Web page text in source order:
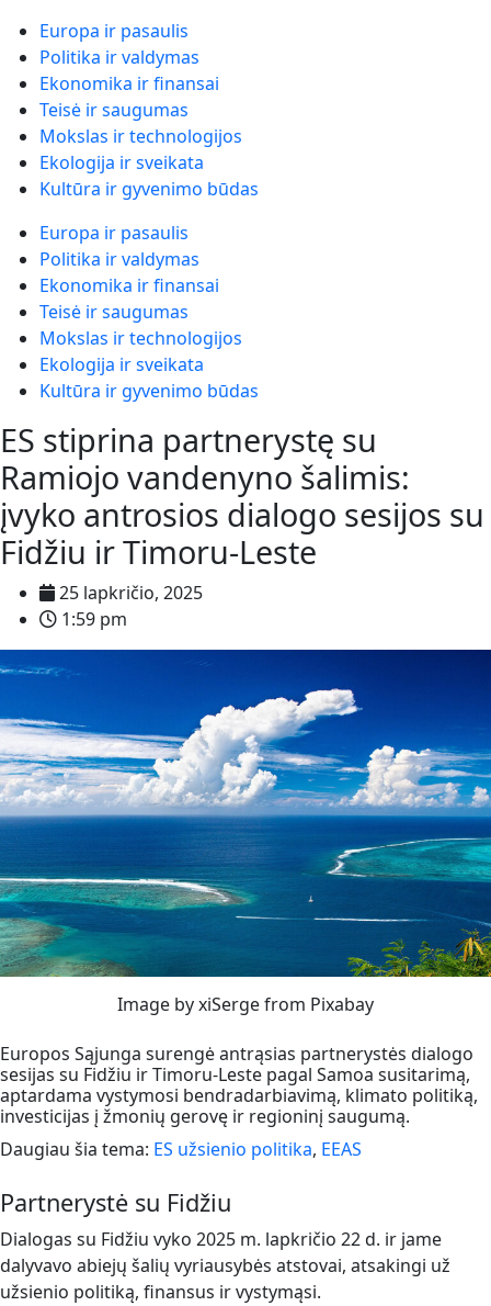
Europa ir pasaulis
Politika ir valdymas
Ekonomika ir finansai
Teisė ir saugumas
Mokslas ir technologijos
Ekologija ir sveikata
Kultūra ir gyvenimo būdas
Europa ir pasaulis
Politika ir valdymas
Ekonomika ir finansai
Teisė ir saugumas
Mokslas ir technologijos
Ekologija ir sveikata
Kultūra ir gyvenimo būdas
ES stiprina partnerystę su
Ramiojo vandenyno šalimis:
įvyko antrosios dialogo sesijos su
Fidžiu ir Timoru-Leste
25 lapkričio, 2025
1:59 pm
Image by xiSerge from Pixabay
Europos Sąjunga surengė antrąsias partnerystės dialogo
sesijas su Fidžiu ir Timoru-Leste pagal Samoa susitarimą,
aptardama vystymosi bendradarbiavimą, klimato politiką,
investicijas į žmonių gerovę ir regioninį saugumą.
Daugiau šia tema: ES užsienio politika, EEAS
Partnerystė su Fidžiu
Dialogas su Fidžiu vyko 2025 m. lapkričio 22 d. ir jame
dalyvavo abiejų šalių vyriausybės atstovai, atsakingi už
užsienio politiką, finansus ir vystymąsi.